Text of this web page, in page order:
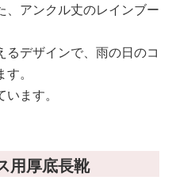
、アンクル丈のレインブー
デザインで、雨の日のコ
。
ます。
用厚底長靴